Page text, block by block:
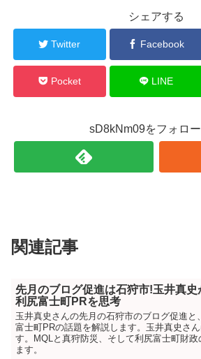
シェアする
Twitter Facebook
Pocket LINE
sD8kNm09をフォロ
関連記事
先月のブログ促進は石狩市!玉井真
利尻富士町PRを思考
玉井真史さんの先月の石狩市のブログ促進と
富士町PRの話題を解説します。玉井真史さ
す。MQLと真狩防災、そして利尻富士町財
ます。